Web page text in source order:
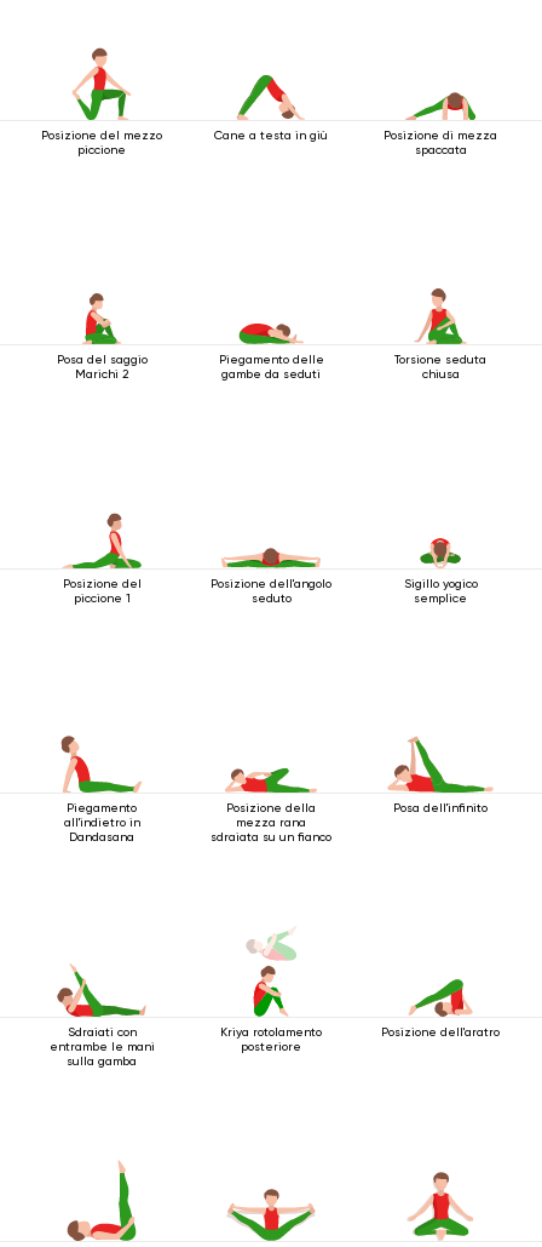
Posizione del mezzo
piccione
Cane a testa in giù
Posizione di mezza
spaccata
Posa del saggio
Marichi 2
Piegamento delle
gambe da seduti
Torsione seduta
chiusa
Posizione del
piccione 1
Posizione dell'angolo
seduto
Sigillo yogico
semplice
Piegamento
all'indietro in
Dandasana
Posizione della
mezza rana
sdraiata su un fianco
Posa dell'infinito
Sdraiati con
entrambe le mani
sulla gamba
Kriya rotolamento
posteriore
Posizione dell'aratro